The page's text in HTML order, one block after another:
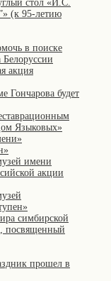
стол «И.С.
(к 95-летию
в поиске
акция
Гончарова будет
Языковых»
имени
акции
симбирской
посвященный
прошел в